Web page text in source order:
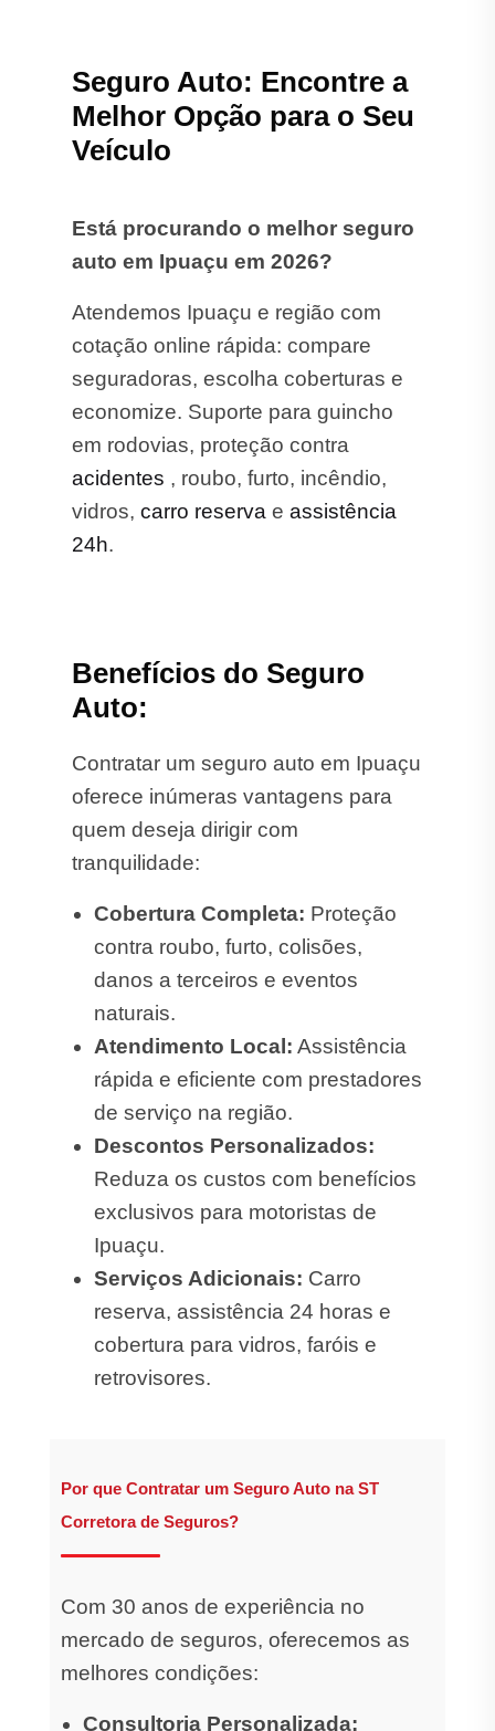
Seguro Auto: Encontre a
Melhor Opção para o Seu
Veículo
Está procurando o melhor seguro
auto em Ipuaçu em 2026?
Atendemos Ipuaçu e região com
cotação online rápida: compare
seguradoras, escolha coberturas e
economize. Suporte para guincho
em rodovias, proteção contra
acidentes , roubo, furto, incêndio,
vidros, carro reserva e assistência
24h.
Benefícios do Seguro
Auto:
Contratar um seguro auto em Ipuaçu
oferece inúmeras vantagens para
quem deseja dirigir com
tranquilidade:
Cobertura Completa: Proteção
contra roubo, furto, colisões,
danos a terceiros e eventos
naturais.
Atendimento Local: Assistência
rápida e eficiente com prestadores
de serviço na região.
Descontos Personalizados:
Reduza os custos com benefícios
exclusivos para motoristas de
Ipuaçu.
Serviços Adicionais: Carro
reserva, assistência 24 horas e
cobertura para vidros, faróis e
retrovisores.
Por que Contratar um Seguro Auto na ST
Corretora de Seguros?
Com 30 anos de experiência no
mercado de seguros, oferecemos as
melhores condições:
Consultoria Personalizada: